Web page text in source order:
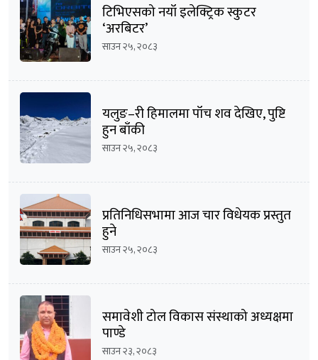
टिभिएसको नयाँ इलेक्ट्रिक स्कुटर
‘अरबिटर’
साउन २५, २०८३
यलुङ–री हिमालमा पाँच शव देखिए, पुष्टि
हुन बाँकी
साउन २५, २०८३
प्रतिनिधिसभामा आज चार विधेयक प्रस्तुत
हुने
साउन २५, २०८३
समावेशी टोल विकास संस्थाको अध्यक्षमा
पाण्डे
साउन २३, २०८३